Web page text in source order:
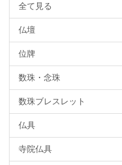
全て見る
仏壇
位牌
数珠・念珠
数珠ブレスレット
仏具
寺院仏具